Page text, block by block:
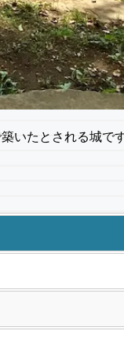
いたとされる城